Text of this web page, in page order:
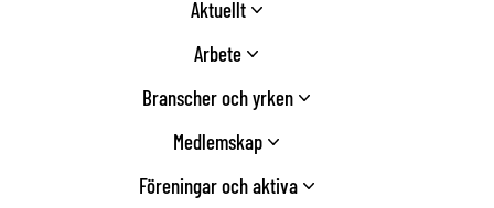
Aktuellt
Arbete
Branscher och yrken
Medlemskap
Föreningar och aktiva